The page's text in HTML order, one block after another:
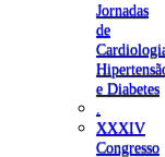
Jornadas
de
e Diabetes
XXXIV
Congresso